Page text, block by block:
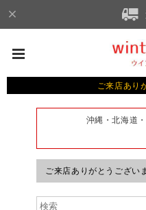
ご来店あり
沖縄・北海道
ご来店ありがとうござい